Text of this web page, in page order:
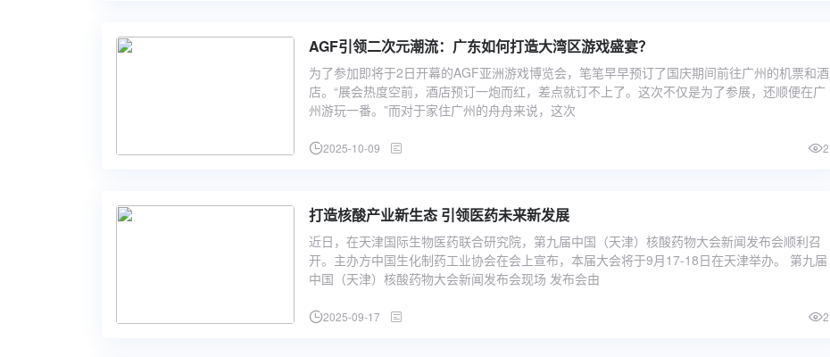
AGF引领二次元潮流：广东如何打造大湾区游戏盛宴？
为了参加即将于2日开幕的AGF亚洲游戏博览会，笔笔早早预订了国庆期间前往广州的机票和酒
店。“展会热度空前，酒店预订一炮而红，差点就订不上了。这次不仅是为了参展，还顺便在广
州游玩一番。”而对于家住广州的舟舟来说，这次
2025-10-09 2
打造核酸产业新生态 引领医药未来新发展
近日，在天津国际生物医药联合研究院，第九届中国（天津）核酸药物大会新闻发布会顺利召
开。主办方中国生化制药工业协会在会上宣布，本届大会将于9月17-18日在天津举办。 第九届
中国（天津）核酸药物大会新闻发布会现场 发布会由
2025-09-17 2